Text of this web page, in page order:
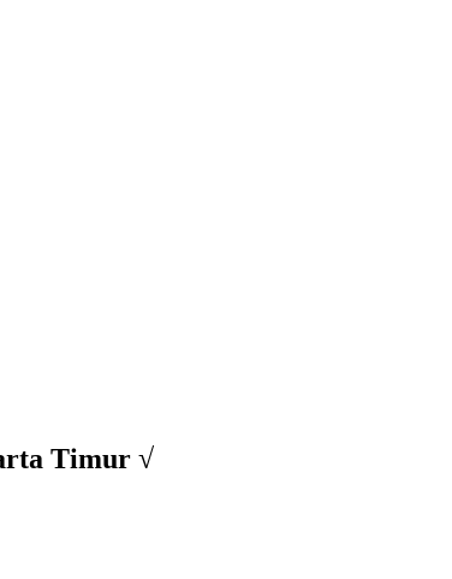
Timur √